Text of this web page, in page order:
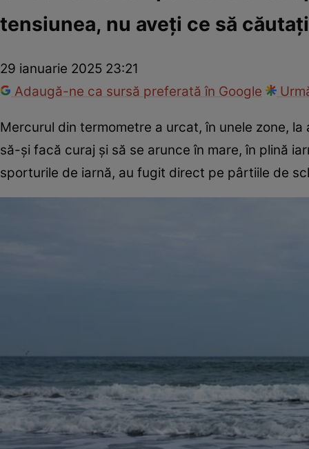
tensiunea, nu aveţi ce să
29 ianuarie 2025 23:21
Adaugă-ne ca sursă preferată în Google
Mercurul din termometre a urcat, în unele zone,
să-și facă curaj și să se arunce în mare, în plină
sporturile de iarnă, au fugit direct pe pârtiile de